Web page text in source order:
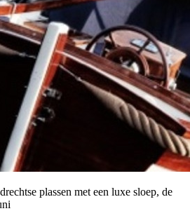
plassen met een luxe sloep, de